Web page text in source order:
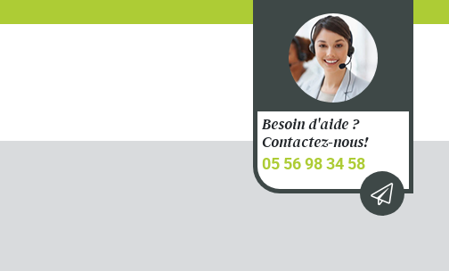
Besoin d'aide ?
Contactez-nous!
05 56 98 34 58